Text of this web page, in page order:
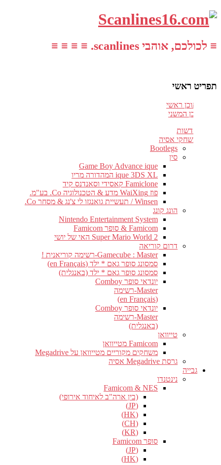
≡ לכולכם, אוהבי scanlines. ≡ ≡ ≡ ≡
תפריט ראשי
עבור לתוכן ראשי
דלג לתוכן המשני
חדשות
משחקי אסיה
Bootlegs
סין
Game Boy Advance ique
ique 3DS XL המהדורה מריו
Famiclone קאסידי וסאנדנס קיד
פוז WaiXing מדע & הטכנולוגיה Co. בע"מ.
Winsen / תעשיית גואנגזו לי צ'נג & מסחר Co.
הונג קונג
Nintendo Entertainment System
Famicom & סופר Famicom
Super Mario World 2 האי של יושי
דרום קוריאה
Gamecube : Master-רשימה קוריאנית !
סמסונג סופר גאם * ילד (en Français)
סמסונג סופר גאם * ילד (באנגלית)
יונדאי סופר Comboy
Master-רשימה
(en Français)
יונדאי סופר Comboy
Master-רשימה
(באנגלית)
טייוואן
Famicom מטייוואן
משחקים מקוריים מטייוואן על Megadrive
גרסת Megadrive אסיה
גבייה
נינטנדו
Famicom & NES
(בין ארה"ב לאיחוד אירופי)
(JP)
(HK)
(CH)
(KR)
סופר Famicom
(JP)
(HK)